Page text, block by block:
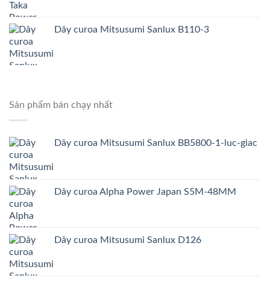
Dây curoa Mitsusumi Sanlux B110-3
Sản phẩm bán chạy nhất
Dây curoa Mitsusumi Sanlux BB5800-1-luc-giac
Dây curoa Alpha Power Japan S5M-48MM
Dây curoa Mitsusumi Sanlux D126